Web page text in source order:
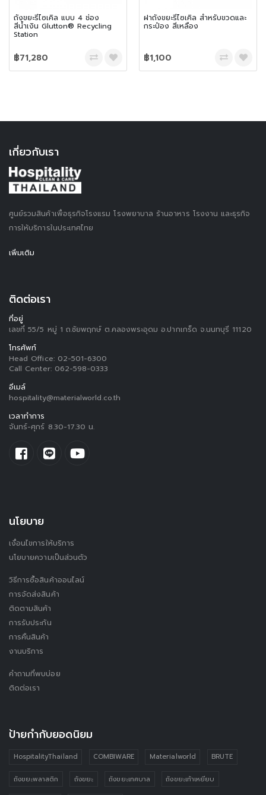
ถังขยะรีไซเคิล แบบ 4 ช่อง
สีน้ำเงิน Glutton® Recycling
Station
฿71,280
ฝาถังขยะรีไซเคิล สำหรับขวดและ
กระป๋อง สีเหลือง
฿1,100
เกี่ยวกับเรา
ศูนย์รวมสินค้าเพื่อธุรกิจโรงแรม โรงพยาบาล ร้านอาหาร โรงงาน และธุรกิจ
การให้บริการในประเทศไทย
เพิ่มเติม
ติดต่อเรา
ที่อยู่
เลขที่ 55/5 หมู่ 1 ถ.ชัยพฤกษ์ ต.คลองพระอุดม อ.ปากเกร็ด จ.นนทบุรี 11120
โทรศัพท์
Head Office: 02-501-6300
Call Center: 062-598-0333
อีเมล์
hospitality@materialworld.co.th
เวลาทำการ
จันทร์-ศุกร์ 8.30-17.30 น.
นโยบาย
เงื่อนไขการให้บริการ
นโยบายความเป็นส่วนตัว
วิธีการซื้อสินค้าออนไลน์
การจัดส่งสินค้า
ติดตามสินค้า
การรับประกัน
การคืนสินค้า
งานบริการ
คำถามที่พบบ่อย
ติดต่อเรา
ป้ายกำกับยอดนิยม
HospitalityThailand COMBIWARE Materialworld BRUTE
ถังขยะพลาสติก ถังขยะ ถังขยะเทศบาล ถังขยะเท้าเหยียบ